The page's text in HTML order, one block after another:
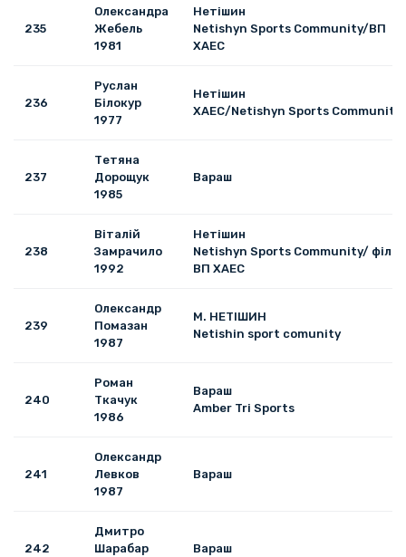
235
Олександра
Жебель
1981
Нетішин
Netishyn Sports Community/ВП
ХАЕС
236
Руслан
Білокур
1977
Нетішин
ХАЕС/Netishyn Sports Community
237
Тетяна
Дорощук
1985
Вараш
238
Віталій
Замрачило
1992
Нетішин
Netishyn Sports Community/ філія
ВП ХАЕС
239
Олександр
Помазан
1987
М. НЕТІШИН
Netishin sport comunity
240
Роман
Ткачук
1986
Вараш
Amber Tri Sports
241
Олександр
Левков
1987
Вараш
242
Дмитро
Шарабар
Вараш